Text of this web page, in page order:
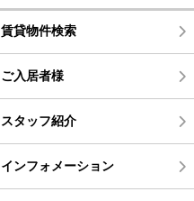
賃貸物件検索
ご入居者様
スタッフ紹介
インフォメーション